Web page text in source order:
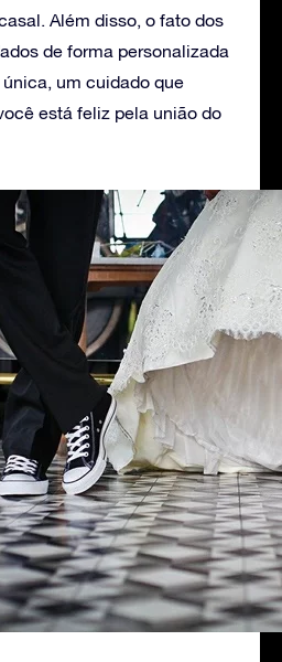
Além disso, o fato dos
de forma personalizada
um cuidado que
está feliz pela união do